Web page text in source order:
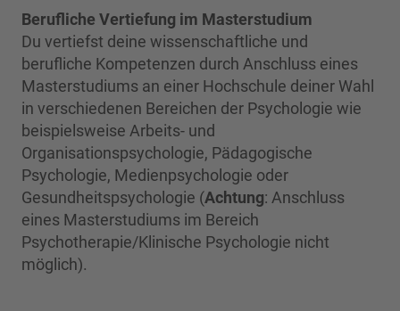
Berufliche Vertiefung im Masterstudium
Du vertiefst deine wissenschaftliche und
berufliche Kompetenzen durch Anschluss eines
Masterstudiums an einer Hochschule deiner Wahl
in verschiedenen Bereichen der Psychologie wie
beispielsweise Arbeits- und
Organisationspsychologie, Pädagogische
Psychologie, Medienpsychologie oder
Gesundheitspsychologie (Achtung: Anschluss
eines Masterstudiums im Bereich
Psychotherapie/Klinische Psychologie nicht
möglich).